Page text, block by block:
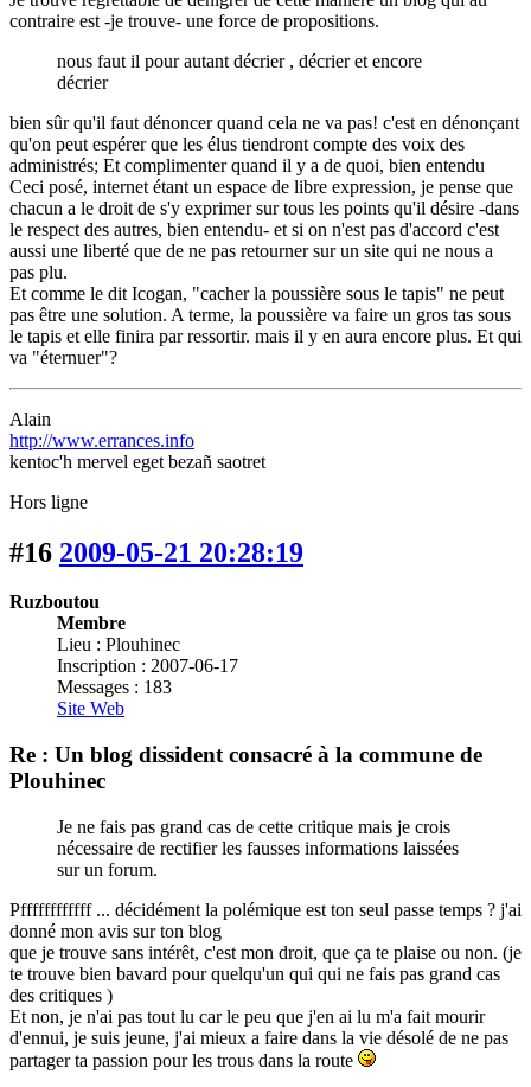
contraire est -je trouve- une force de propositions.
nous faut il pour autant décrier , décrier et encore
décrier
bien sûr qu'il faut dénoncer quand cela ne va pas! c'est en dénonçant
qu'on peut espérer que les élus tiendront compte des voix des
administrés; Et complimenter quand il y a de quoi, bien entendu
Ceci posé, internet étant un espace de libre expression, je pense que
chacun a le droit de s'y exprimer sur tous les points qu'il désire -dans
le respect des autres, bien entendu- et si on n'est pas d'accord c'est
aussi une liberté que de ne pas retourner sur un site qui ne nous a
pas plu.
Et comme le dit Icogan, "cacher la poussière sous le tapis" ne peut
pas être une solution. A terme, la poussière va faire un gros tas sous
le tapis et elle finira par ressortir. mais il y en aura encore plus. Et qui
va "éternuer"?
Alain
http://www.errances.info
kentoc'h mervel eget bezañ saotret
Hors ligne
#16 2009-05-21 20:28:19
Ruzboutou
Membre
Lieu : Plouhinec
Inscription : 2007-06-17
Messages : 183
Site Web
Re : Un blog dissident consacré à la commune de
Plouhinec
Je ne fais pas grand cas de cette critique mais je crois
nécessaire de rectifier les fausses informations laissées
sur un forum.
Pffffffffffff ... décidément la polémique est ton seul passe temps ? j'ai
donné mon avis sur ton blog
que je trouve sans intérêt, c'est mon droit, que ça te plaise ou non. (je
te trouve bien bavard pour quelqu'un qui qui ne fais pas grand cas
des critiques )
Et non, je n'ai pas tout lu car le peu que j'en ai lu m'a fait mourir
d'ennui, je suis jeune, j'ai mieux a faire dans la vie désolé de ne pas
partager ta passion pour les trous dans la route